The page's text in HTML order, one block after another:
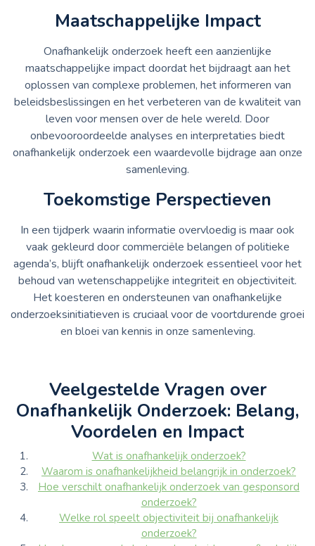
Maatschappelijke Impact
Onafhankelijk onderzoek heeft een aanzienlijke
maatschappelijke impact doordat het bijdraagt aan het
oplossen van complexe problemen, het informeren van
beleidsbeslissingen en het verbeteren van de kwaliteit van
leven voor mensen over de hele wereld. Door
onbevooroordeelde analyses en interpretaties biedt
onafhankelijk onderzoek een waardevolle bijdrage aan onze
samenleving.
Toekomstige Perspectieven
In een tijdperk waarin informatie overvloedig is maar ook
vaak gekleurd door commerciële belangen of politieke
agenda’s, blijft onafhankelijk onderzoek essentieel voor het
behoud van wetenschappelijke integriteit en objectiviteit.
Het koesteren en ondersteunen van onafhankelijke
onderzoeksinitiatieven is cruciaal voor de voortdurende groei
en bloei van kennis in onze samenleving.
Veelgestelde Vragen over
Onafhankelijk Onderzoek: Belang,
Voordelen en Impact
Wat is onafhankelijk onderzoek?
Waarom is onafhankelijkheid belangrijk in onderzoek?
Hoe verschilt onafhankelijk onderzoek van gesponsord
onderzoek?
Welke rol speelt objectiviteit bij onafhankelijk
onderzoek?